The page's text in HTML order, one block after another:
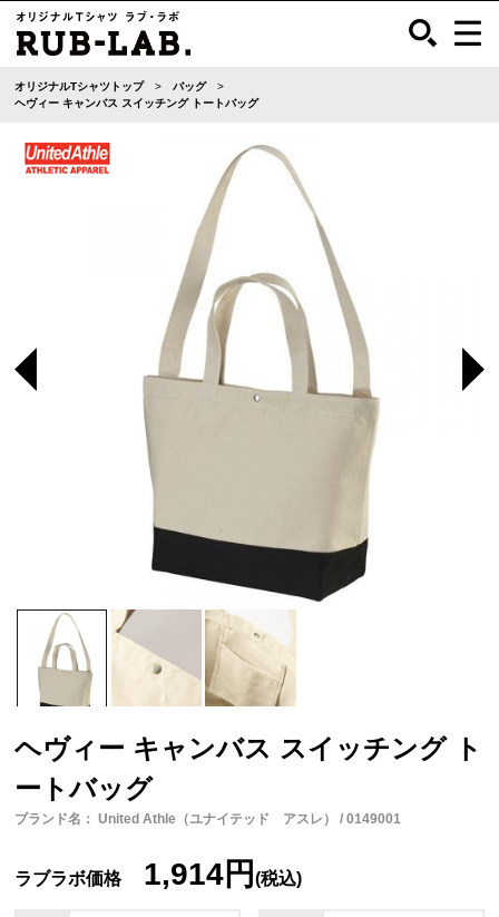
オリジナルTシャツトップ
バッグ
ヘヴィー キャンバス スイッチング トートバッグ
ヘヴィー キャンバス スイッチング ト
ートバッグ
ブランド名： United Athle（ユナイテッド アスレ） / 0149001
ラブラボ価格 1,914円(税込)